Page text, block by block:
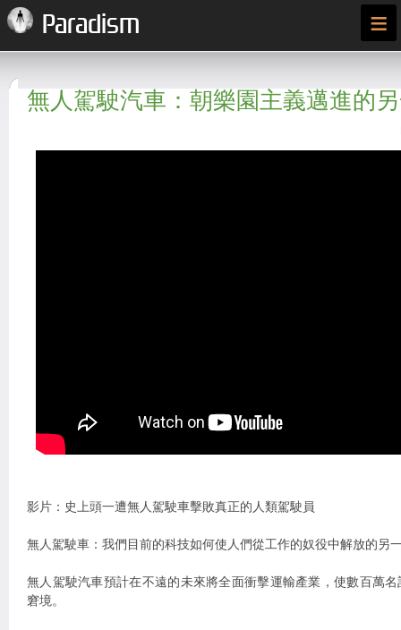
Paradism ≡
無人駕駛汽車：朝樂園主義邁進的
影片：史上頭一遭無人駕駛車擊敗真正的人類駕駛員
無人駕駛車：我們目前的科技如何使人們從工作的奴役中解放的另
無人駕駛汽車預計在不遠的未來將全面衝擊運輸產業，使數百萬
窘境。